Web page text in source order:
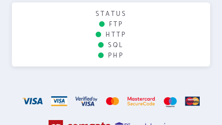
STATUS
FTP
HTTP
SQL
PHP